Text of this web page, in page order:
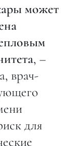
может
, –
врач-
для